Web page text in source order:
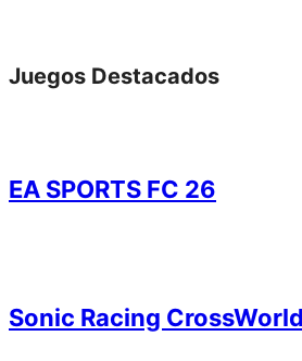
Juegos Destacados
EA SPORTS FC 26
Sonic Racing